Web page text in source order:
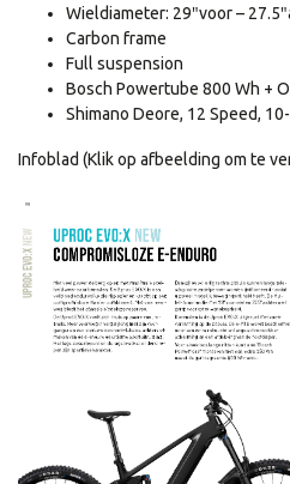
Wieldiameter: 29″voor –
Carbon frame
Full suspension
Bosch Powertube 800 Wh +
Shimano Deore, 12 Speed,
Infoblad (Klik op afbeelding om te